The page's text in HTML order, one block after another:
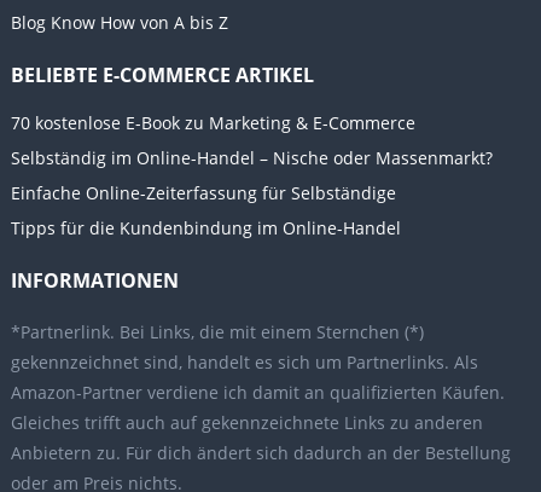
Blog Know How von A bis Z
BELIEBTE E-COMMERCE ARTIKEL
70 kostenlose E-Book zu Marketing & E-Commerce
Selbständig im Online-Handel – Nische oder Massenmarkt?
Einfache Online-Zeiterfassung für Selbständige
Tipps für die Kundenbindung im Online-Handel
INFORMATIONEN
*Partnerlink. Bei Links, die mit einem Sternchen (*)
gekennzeichnet sind, handelt es sich um Partnerlinks. Als
Amazon-Partner verdiene ich damit an qualifizierten Käufen.
Gleiches trifft auch auf gekennzeichnete Links zu anderen
Anbietern zu. Für dich ändert sich dadurch an der Bestellung
oder am Preis nichts.